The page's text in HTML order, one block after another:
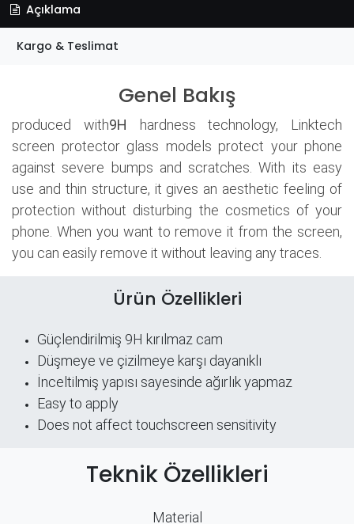
Açıklama
Kargo & Teslimat
Genel Bakış
produced with9H hardness technology, Linktech
screen protector glass models protect your phone
against severe bumps and scratches. With its easy
use and thin structure, it gives an aesthetic feeling of
protection without disturbing the cosmetics of your
phone. When you want to remove it from the screen,
you can easily remove it without leaving any traces.
Ürün Özellikleri
Güçlendirilmiş 9H kırılmaz cam
Düşmeye ve çizilmeye karşı dayanıklı
İnceltilmiş yapısı sayesinde ağırlık yapmaz
Easy to apply
Does not affect touchscreen sensitivity
Teknik Özellikleri
Material